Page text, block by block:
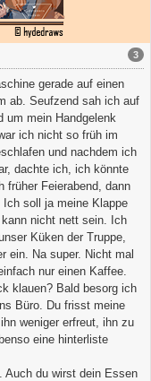
3
gerade auf einen
ab. Seufzend sah ich auf
um mein Handgelenk
ich nicht so früh im
und nachdem ich
dachte ich, ich könnte
früher Feierabend, dann
soll ja meine Klappe
nicht nett sein. Ich
Küken der Truppe,
ein. Na super. Nicht mal
nur einen Kaffee.
klauen? Bald besorg ich
Büro. Du frisst meine
weniger erfreut, ihn zu
eine hinterliste
Auch du wirst dein Essen